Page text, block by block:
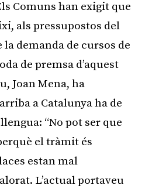
Comuns han exigit que
als pressupostos del
la demanda de cursos de
de premsa d’aquest
Joan Mena, ha
a Catalunya ha de
“No pot ser que
el tràmit és
estan mal
L’actual portaveu